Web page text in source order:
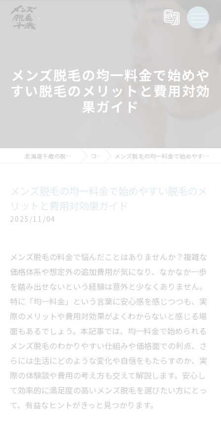
メンズ脱毛の均一料金で始めや
すい脱毛のメリットと費用対効
果ガイド
北海道千歳の脱毛ならメンズ脱毛千歳 コラム メンズ脱毛の均一料金で始めやすい脱毛のメリットと費用対効果ガイド
メンズ脱毛の均一料金で始めやすい脱毛のメ
リットと費用対効果ガイド
2025/11/04
メンズ脱毛の料金で悩んだことはありませんか？複雑な
価格体系や想定外の追加費用が気になり、なかなか一歩
を踏み出せないという経験は意外と少なくありません。
特に「均一料金」という言葉に安心感を感じつつも、実
際のメリットや費用対効果がよくわからないと感じる場
面もあるでしょう。本記事では、均一料金で始められる
メンズ脱毛のわかりやすい仕組みや価格面での利点、さ
らには生活にどのような変化や自信をもたらすのか、実
際の体験談や費用の考え方も交えて解説します。安心し
て効率的に満足度の高いメンズ脱毛を選びたい方にとっ
て、有益なヒントがきっと見つかります。